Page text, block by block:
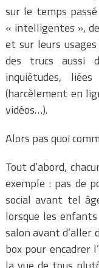
sur le temps
« intelligentes »,
et sur leurs
des trucs aussi
inquiétudes,
(harcèlement en
vidéos…).
Alors pas quoi
Tout d’abord,
exemple : pas de
social avant tel
lorsque les
salon avant d’aller
box pour encadrer